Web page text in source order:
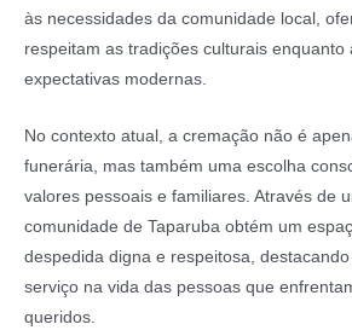
às necessidades da comunidade local,
respeitam as tradições culturais enquanto
expectativas modernas.
No contexto atual, a cremação não é
funerária, mas também uma escolha
valores pessoais e familiares. Através de
comunidade de Taparuba obtém um
despedida digna e respeitosa,
serviço na vida das pessoas que
queridos.